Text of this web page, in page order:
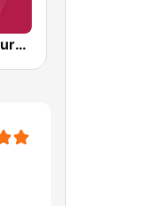
Radio Suara Surabaya